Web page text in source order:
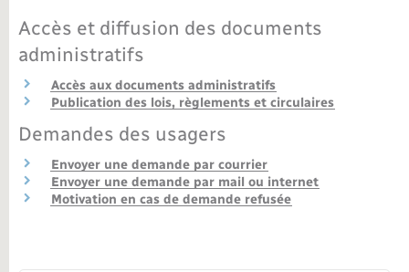
Nouvel habitant
Nouvelle activité
Numérique
Organisation d’événement
Accès et diffusion des documents
administratifs
Accès aux documents administratifs
Publication des lois, règlements et circulaires
Demandes des usagers
Envoyer une demande par courrier
Envoyer une demande par mail ou internet
Motivation en cas de demande refusée